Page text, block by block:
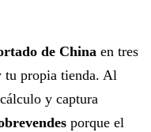
de China en tres
tu propia tienda. Al
y captura
porque el